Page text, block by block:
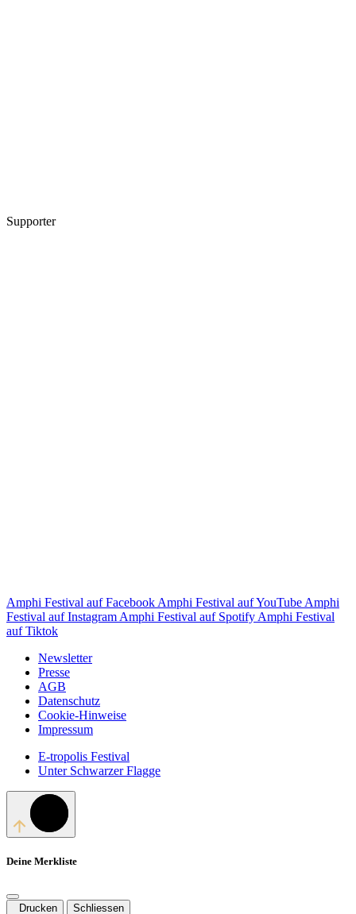
Supporter
Amphi Festival auf Facebook Amphi Festival auf YouTube Amphi
Festival auf Instagram Amphi Festival auf Spotify Amphi Festival
auf Tiktok
Newsletter
Presse
AGB
Datenschutz
Cookie-Hinweise
Impressum
E-tropolis Festival
Unter Schwarzer Flagge
Deine Merkliste
Drucken Schliessen